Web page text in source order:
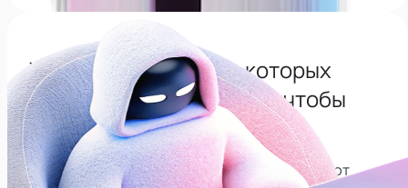
Узнай все сервисы с которых
нужно будет удалиться, чтобы
сохранить анонимность
Собрали список сервисов, которые позволяют